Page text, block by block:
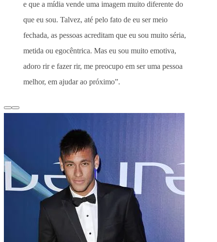
e que a mídia vende uma imagem muito diferente do
que eu sou. Talvez, até pelo fato de eu ser meio
fechada, as pessoas acreditam que eu sou muito séria,
metida ou egocêntrica. Mas eu sou muito emotiva,
adoro rir e fazer rir, me preocupo em ser uma pessoa
melhor, em ajudar ao próximo”.